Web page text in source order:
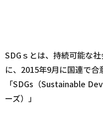
SDGｓとは、持続可能な
に、2015年9月に国連で
「SDGs（Sustainable
ーズ）」